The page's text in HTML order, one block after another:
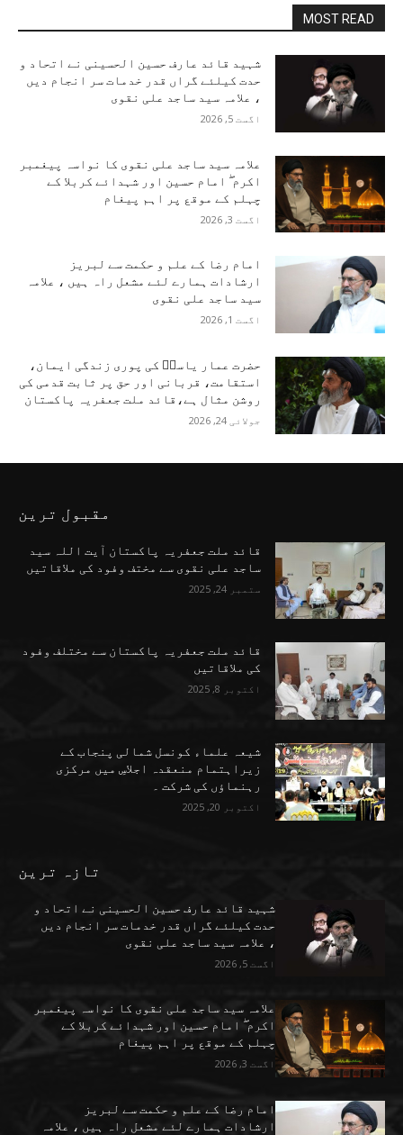
MOST READ
شہید قائد عارف حسین الحسینی نے اتحاد و
حدت کیلئے گراں قدر خدمات سر انجام دیں
، علامہ سید ساجد علی نقوی
اگست 5, 2026
علامہ سید ساجد علی نقوی کا نواسہ پیغمبر
اکرم ۖ امام حسین اور شہدائے کربلا کے
چہلم کے موقع پر اہم پیغام
اگست 3, 2026
امام رضا کے علم و حکمت سے لبریز
ارشادات ہمارے لئے مشعل راہ ہیں ، علامہ
سید ساجد علی نقوی
اگست 1, 2026
حضرت عمار یاسرؑ کی پوری زندگی ایمان،
استقامت، قربانی اور حق پر ثابت قدمی کی
روشن مثال ہے،قائد ملت جعفریہ پاکستان
جولائی 24, 2026
مقبول ترین
قائد ملت جعفریہ پاکستان آیت اللہ سید
ساجد علی نقوی سے مختف وفود کی ملاقاتیں
ستمبر 24, 2025
قائد ملت جعفریہ پاکستان سے مختلف وفود
کی ملاقاتیں
اکتوبر 8, 2025
شیعہ علماء کونسل شمالی پنجاب کے
زیراہتمام منعقدہ اجلاسِ میں مرکزی
رہنماؤں کی شرکت ۔
اکتوبر 20, 2025
تازہ ترین
شہید قائد عارف حسین الحسینی نے اتحاد و
حدت کیلئے گراں قدر خدمات سر انجام دیں
، علامہ سید ساجد علی نقوی
اگست 5, 2026
علامہ سید ساجد علی نقوی کا نواسہ پیغمبر
اکرم ۖ امام حسین اور شہدائے کربلا کے
چہلم کے موقع پر اہم پیغام
اگست 3, 2026
امام رضا کے علم و حکمت سے لبریز
ارشادات ہمارے لئے مشعل راہ ہیں ، علامہ